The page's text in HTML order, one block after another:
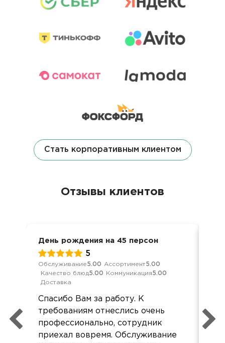
Стать корпоративным клиентом
Отзывы клиентов
День рождения на 45 персон
5
Обслуживание5.00 Ассортимент5.00
Качество блюд5.00 Коммуникация5.00
Доставка
Спасибо Вам за работу. К
требованиям отнеслись очень
профессионально, сотрудник
приехал вовремя. Обслуживание
и